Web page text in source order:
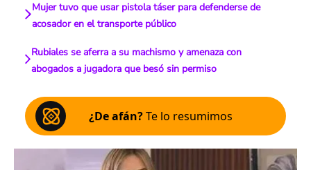
Mujer tuvo que usar pistola táser para defenderse de
acosador en el transporte público
Rubiales se aferra a su machismo y amenaza con
abogados a jugadora que besó sin permiso
¿De afán?Te lo resumimos